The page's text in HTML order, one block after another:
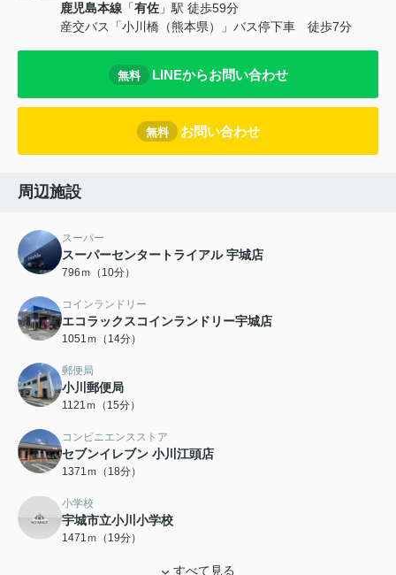
鹿児島本線 「有佐 」駅 徒歩59分
産交バス「小川橋（熊本県）」バス停下車 徒歩7分
無料 LINEからお問い合わせ
無料 お問い合わせ
周辺施設
スーパー
スーパーセンタートライアル 宇城店
796ｍ（10分）
コインランドリー
エコラックスコインランドリー宇城店
1051ｍ（14分）
郵便局
小川郵便局
1121ｍ（15分）
コンビニエンスストア
セブンイレブン 小川江頭店
1371ｍ（18分）
小学校
宇城市立小川小学校
1471ｍ（19分）
すべて見る